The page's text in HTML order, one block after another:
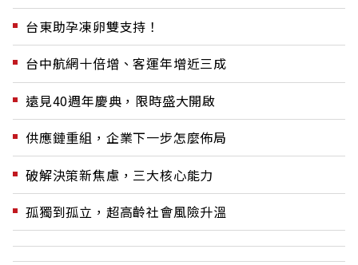
台東助孕凍卵雙支持！
台中航網十倍增、客運年增近三成
遠見40週年慶典，限時盛大開啟
供應鏈重組，企業下一步怎麼佈局
破解決策新焦慮，三大核心能力
孤獨到孤立，超高齡社會風險升溫